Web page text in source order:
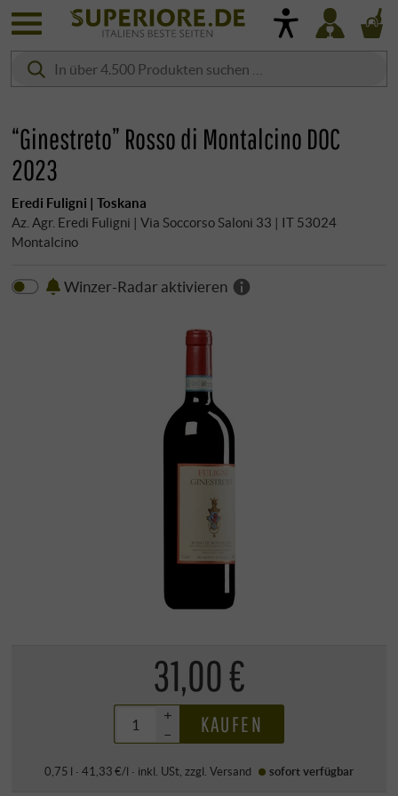
“Ginestreto” Rosso di Montalcino DOC
2023
Eredi Fuligni | Toskana
Az. Agr. Eredi Fuligni | Via Soccorso Saloni 33 | IT 53024
Montalcino
Winzer-Radar aktivieren
31,00 €
+
–
KAUFEN
0,75 l · 41,33 €/l · inkl. USt , zzgl.Versand sofort verfügbar